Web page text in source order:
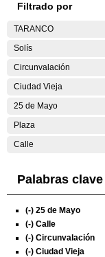
Filtrado por
TARANCO
Solís
Circunvalación
Ciudad Vieja
25 de Mayo
Plaza
Calle
Palabras clave
(-) 25 de Mayo
(-) Calle
(-) Circunvalación
(-) Ciudad Vieja